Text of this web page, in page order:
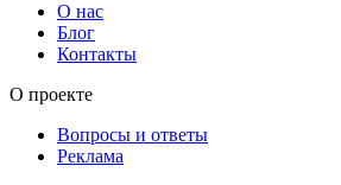
О нас
Блог
Контакты
О проекте
Вопросы и ответы
Реклама